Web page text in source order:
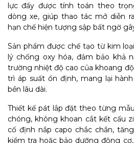
lực đẩy được tính toán theo
dòng xe, giúp thao tác mở diễn
hạn chế hiện tượng sập bất ngờ
Sản phẩm được chế tạo từ kim
lý chống oxy hóa, đảm bảo khả
trường nhiệt độ cao của khoang
trì áp suất ổn định, mang lại
bền lâu dài.
Thiết kế pát lắp đặt theo từng
chóng, không khoan cắt kết cấu
cố định nắp capo chắc chắn,
kiểm tra hoặc bảo dưỡng động